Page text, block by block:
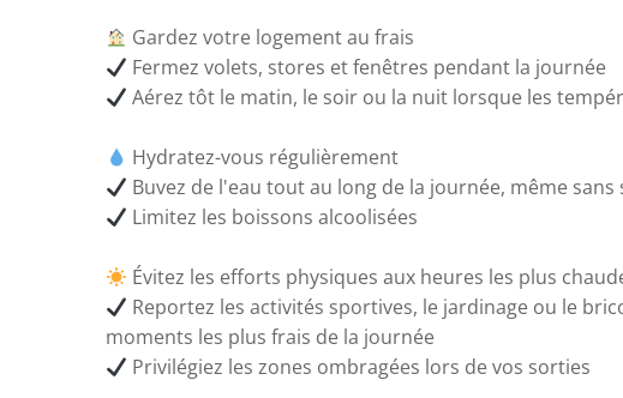
Gardez votre logement au frais
Fermez volets, stores et fenêtres pendant la journée
Aérez tôt le matin, le soir ou la nuit lorsque les
Hydratez-vous régulièrement
Buvez de l'eau tout au long de la journée, même
Limitez les boissons alcoolisées
Évitez les efforts physiques aux heures les plus
Reportez les activités sportives, le jardinage ou le
moments les plus frais de la journée
Privilégiez les zones ombragées lors de vos sorties